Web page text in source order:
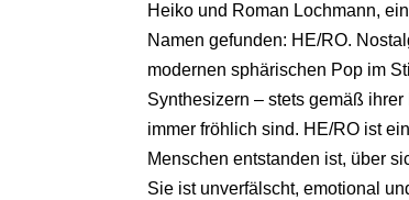
Heiko und Roman Lochmann,
Namen gefunden: HE/RO.
modernen sphärischen Pop im
Synthesizern – stets gemäß
immer fröhlich sind. HE/RO ist
Menschen entstanden ist, über
Sie ist unverfälscht, emotional